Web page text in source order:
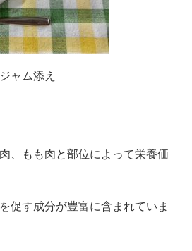
ャム添え
、もも肉と部位によって栄養価
促す成分が豊富に含まれていま